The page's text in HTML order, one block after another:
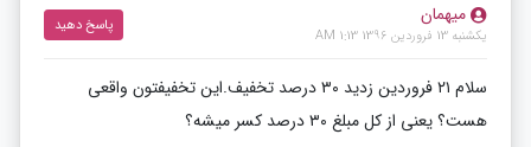
میهمان
یکشنبه 13 فروردین 1396 1:13 AM
پاسخ دهید
سلام ۲۱ فروردین زدید ۳۰ درصد تخفیف.این تخفیفتون واقعی
هست؟ یعنی از کل مبلغ ۳۰ درصد کسر میشه؟